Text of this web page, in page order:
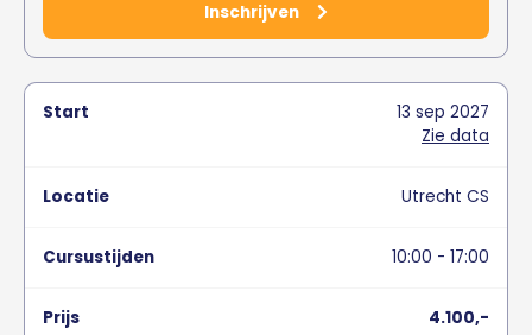
Inschrijven
13 sep 2027
Zie data
Utrecht CS
10:00 - 17:00
4.100,-